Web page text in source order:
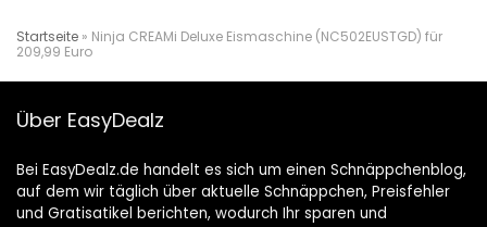
Startseite » Ninja CREAMi Deluxe Eismaschine (NC502EUSTGD) für
209,99 Euro
Über EasyDealz
Bei EasyDealz.de handelt es sich um einen Schnäppchenblog,
auf dem wir täglich über aktuelle Schnäppchen, Preisfehler
und Gratisatikel berichten, wodurch Ihr sparen und